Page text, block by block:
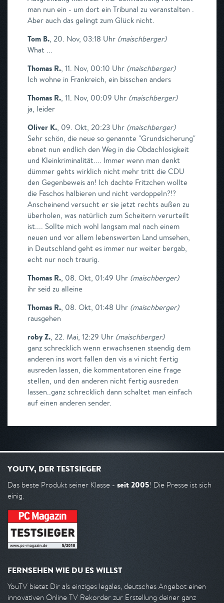
man nun ein - um dort ein Tribunal zu veranstalten .
Aber auch das gelingt zum Glück nicht.
Tom B., 20. Nov, 03:18 Uhr (maischberger)
What ...
Thomas R., 11. Nov, 00:10 Uhr (maischberger)
Ich wohne in Frankreich, ein bisschen anders
Thomas R., 11. Nov, 00:09 Uhr (maischberger)
ja, leider
Oliver K., 09. Okt, 20:23 Uhr (maischberger)
Sehr schön, die neue so genannte "Grundsicherung"
ebnet nun endlich den Weg in die Obdachlosigkeit
und Kleinkriminalität.... Immer wenn man denkt
dümmer gehts wirklich nicht mehr tritt die CDU
den Gegenbeweis an! Ich dachte Fritzchen wollte
die Faschos halbieren und nicht verdoppeln?!?
Anscheinend versucht er sie jetzt rechts außen zu
überholen, was natürlich zum Scheitern verurteilt
ist.... Sollte mich wohl langsam mal nach einem
neuen und vor allem lebenswerten Land umsehen,
in Deutschland geht es immer nur weiter bergab,
echt nur noch traurig.
Thomas R., 08. Okt, 01:49 Uhr (maischberger)
ihr seid zu alleine
Thomas R., 08. Okt, 01:48 Uhr (maischberger)
rausgehen
roby Z., 22. Mai, 12:29 Uhr (maischberger)
ganz schrecklich wenn erwachsenen staendig dem
anderen ins wort fallen den vis a vi nicht fertig
ausreden lassen, die kommentatoren eine frage
stellen, und den anderen nicht fertig ausreden
lassen..ganz schrecklich dann schaltet man einfach
auf einen anderen sender.
YOUTV, DER TESTSIEGER
Das beste Produkt seiner Klasse - seit 2005! Die Presse ist sich
einig.
FERNSEHEN WIE DU ES WILLST
YouTV bietet Dir als einziges legales, deutsches Angebot einen
innovativen Online TV Rekorder zur Erstellung deiner ganz